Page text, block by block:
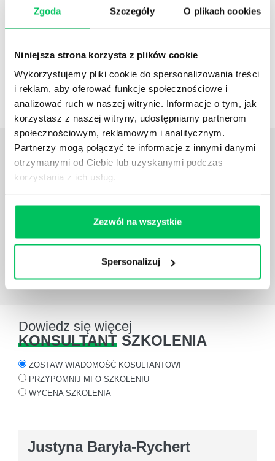
Zgoda Szczegóły O plikach cookies
Niniejsza strona korzysta z plików cookie
Wykorzystujemy pliki cookie do spersonalizowania treści
i reklam, aby oferować funkcje społecznościowe i
analizować ruch w naszej witrynie. Informacje o tym, jak
korzystasz z naszej witryny, udostępniamy partnerom
społecznościowym, reklamowym i analitycznym.
Partnerzy mogą połączyć te informacje z innymi danymi
otrzymanymi od Ciebie lub uzyskanymi podczas
korzystania z ich usług.
Zezwól na wszystkie
Spersonalizuj
Mediacji Grupy TROP. Ukończyła też Szkołę Pracy na
Procesie Grupowym STOP’u oraz kurs facylitacji w
Perrin. Ekspertka w dziedzinie zarządzania
pokoleniami, konfliktów pokoleniowych oraz employer
brandingu w kontekście generacyjnym.
OPINIEO SZKOLENIACH
Dzięki kreatywnej formule szkoleń opracowanej przez
w aktywności szkoleniowe oraz wysoko ocenili
wartość merytoryczną warsztatów i zdobytą wiedzę
Dowiedz się więcej
KONSULTANT SZKOLENIA
ZOSTAW WIADOMOŚĆ KOSULTANTOWI
PRZYPOMNIJ MI O SZKOLENIU
WYCENA SZKOLENIA
Justyna Baryła-Rychert